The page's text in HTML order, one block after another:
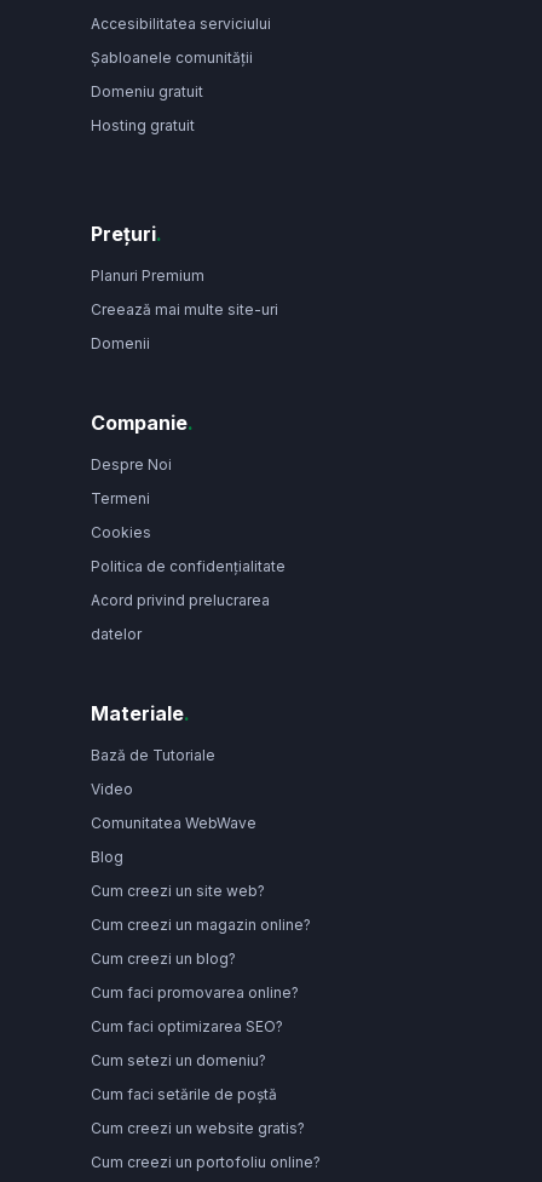
Accesibilitatea serviciului
Șabloanele comunității
Domeniu gratuit
Hosting gratuit
Companie.
Despre Noi
Termeni
Cookies
Politica de confidențialitate
Acord privind prelucrarea
datelor
Materiale.
Bază de Tutoriale
Video
Comunitatea WebWave
Blog
Cum creezi un site web?
Cum creezi un magazin online?
Cum creezi un blog?
Cum faci promovarea online?
Cum faci optimizarea SEO?
Cum setezi un domeniu?
Cum faci setările de poștă
Cum creezi un website gratis?
Cum creezi un portofoliu online?
Prețuri.
Planuri Premium
Creează mai multe site-uri
Domenii